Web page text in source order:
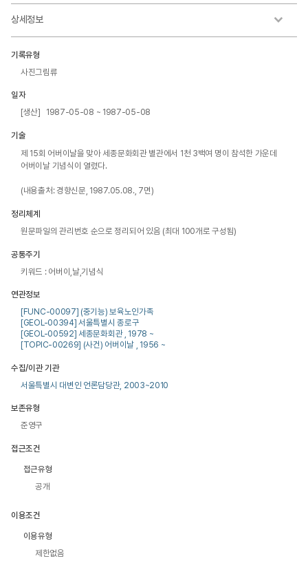
상세정보
기록유형
사진그림류
일자
[생산] 1987-05-08 ~ 1987-05-08
기술
제 15회 어버이날을 맞아 세종문화회관 별관에서 1천 3백여 명이 참석한 가운데
어버이날 기념식이 열렸다.
(내용출처: 경향신문, 1987.05.08., 7면)
정리체계
원문파일의 관리번호 순으로 정리되어 있음 (최대 100개로 구성됨)
공통주기
키워드 : 어버이,날,기념식
연관정보
[FUNC-00097] (중기능) 보육노인가족
[GEOL-00394] 서울특별시 종로구
[GEOL-00592] 세종문화회관 , 1978 ~
[TOPIC-00269] (사건) 어버이날 , 1956 ~
수집/이관 기관
서울특별시 대변인 언론담당관, 2003~2010
보존유형
준영구
접근조건
접근유형
공개
이용조건
이용유형
제한없음